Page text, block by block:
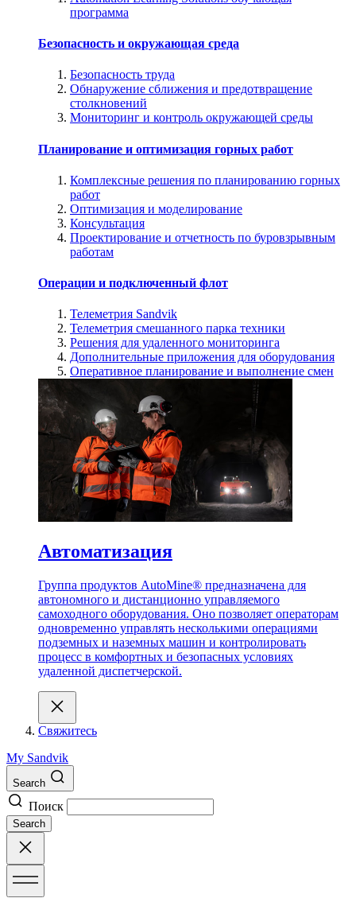
программа
Безопасность и окружающая среда
Безопасность труда
Обнаружение сближения и предотвращение
столкновений
Мониторинг и контроль окружающей среды
Планирование и оптимизация горных работ
Комплексные решения по планированию горных
работ
Оптимизация и моделирование
Консультация
Проектирование и отчетность по буровзрывным
работам
Операции и подключенный флот
Телеметрия Sandvik
Телеметрия смешанного парка техники
Решения для удаленного мониторинга
Дополнительные приложения для оборудования
Оперативное планирование и выполнение смен
Автоматизация
Группа продуктов AutoMine® предназначена для
автономного и дистанционно управляемого
самоходного оборудования. Оно позволяет операторам
одновременно управлять несколькими операциями
подземных и наземных машин и контролировать
процесс в комфортных и безопасных условиях
удаленной диспетчерской.
Свяжитесь
My Sandvik
Search
Поиск
Search